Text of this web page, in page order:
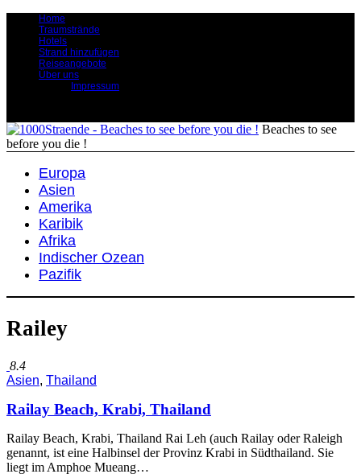
Home
Traumstrände
Hotels
Strand hinzufügen
Reiseangebote
Über uns
Impressum
Beaches to see
before you die !
Europa
Asien
Amerika
Karibik
Afrika
Indischer Ozean
Pazifik
Railey
8.4
Asien, Thailand
Railay Beach, Krabi, Thailand
Railay Beach, Krabi, Thailand Rai Leh (auch Railay oder Raleigh
genannt, ist eine Halbinsel der Provinz Krabi in Südthailand. Sie
liegt im Amphoe Mueang…